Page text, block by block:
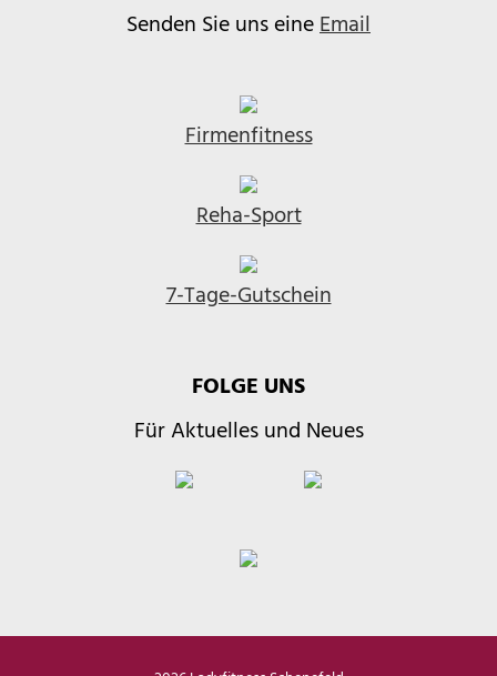
Senden Sie uns eineEmail
Firmenfitness
Reha-Sport
7-Tage-Gutschein
FOLGE UNS
Für Aktuelles und Neues